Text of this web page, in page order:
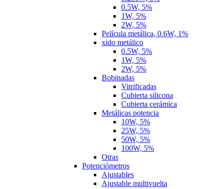
0.5W, 5%
1W, 5%
2W, 5%
Película metálica, 0.6W, 1%
xido metálico
0.5W, 5%
1W, 5%
2W, 5%
Bobinadas
Vitrificadas
Cubierta silicona
Cubierta cerámica
Metálicas potencia
10W, 5%
25W, 5%
50W, 5%
100W, 5%
Otras
Potenciómetros
Ajustables
Ajustable multivuelta